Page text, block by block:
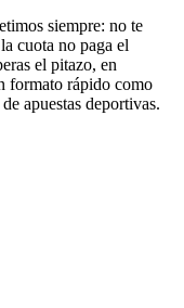
siempre: no te
cuota no paga el
el pitazo, en
formato rápido como
apuestas deportivas.